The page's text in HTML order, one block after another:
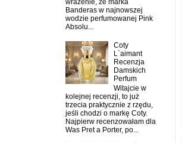
Banderas w najnowszej
wodzie perfumowanej Pink
Absolu...
Coty
L`aimant
Recenzja
Damskich
Perfum
Witajcie w
kolejnej recenzji, to już
trzecia praktycznie z rzędu,
jeśli chodzi o markę Coty.
Najpierw recenzowałam dla
Was Pret a Porter, po...